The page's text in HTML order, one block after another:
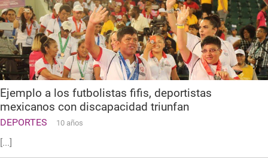
Ejemplo a los futbolistas fifis, deportistas
mexicanos con discapacidad triunfan
DEPORTES 10 años
[...]